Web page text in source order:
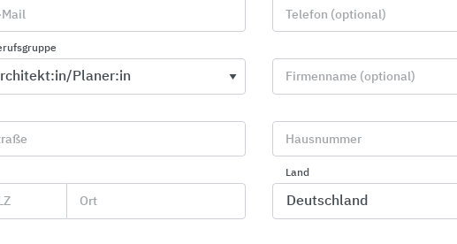
Terrassenplatten aus Beton oder
KANN Baustoffwerke
Badserien
Mail Telefon (optional)
Firmenname (optional)
Hausnummer
Ort
Land